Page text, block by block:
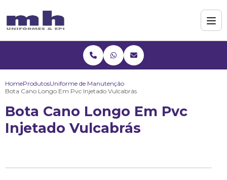
HomeProdutosUniforme de Manutenção
Bota Cano Longo Em Pvc Injetado Vulcabrás
Bota Cano Longo Em Pvc
Injetado Vulcabrás